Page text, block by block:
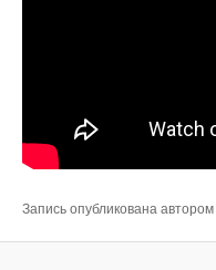
Запись опубликована автором